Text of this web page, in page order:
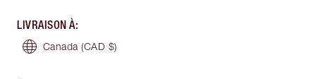
LIVRAISON À:
Canada (CAD $)